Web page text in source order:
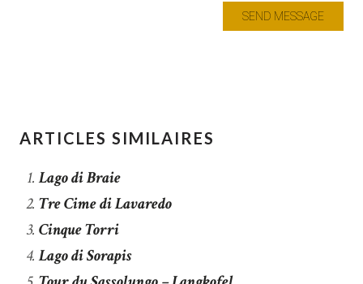
ARTICLES SIMILAIRES
Lago di Braie
Tre Cime di Lavaredo
Cinque Torri
Lago di Sorapis